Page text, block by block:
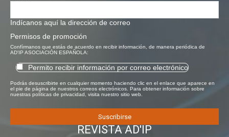
Indícanos aquí la dirección de correo
Permisos de promoción
Confírmanos que estás de acuerdo en recibir información, de manera periódica de
AD'IP ASOCIACIÓN ESPAÑOLA:
Permito recibir información por correo electrónico
Podrás desuscribirte en cualquier momento haciendo clic en el enlace que aparece en
el pie de página de nuestros correos electrónicos. Para obtener información sobre
nuestras políticas de privacidad, visita nuestro sitio web.
REVISTA AD'IP